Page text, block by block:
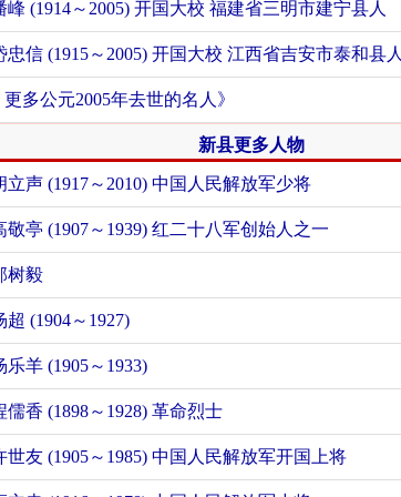
峰 (1914～2005) 开国大校 福建省三明市建宁县人
忠信 (1915～2005) 开国大校 江西省吉安市泰和县人
更多公元2005年去世的名人》
新县更多人物
立声 (1917～2010) 中国人民解放军少将
敬亭 (1907～1939) 红二十八军创始人之一
树毅
超 (1904～1927)
乐羊 (1905～1933)
儒香 (1898～1928) 革命烈士
世友 (1905～1985) 中国人民解放军开国上将